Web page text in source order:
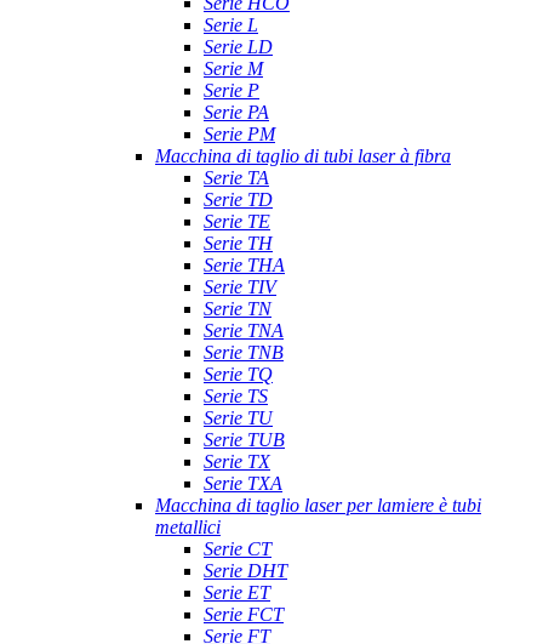
Serie L
Serie LD
Serie M
Serie P
Serie PA
Serie PM
Macchina di taglio di tubi laser à fibra
Serie TA
Serie TD
Serie TE
Serie TH
Serie THA
Serie TIV
Serie TN
Serie TNA
Serie TNB
Serie TQ
Serie TS
Serie TU
Serie TUB
Serie TX
Serie TXA
Macchina di taglio laser per lamiere è tubi
metallici
Serie CT
Serie DHT
Serie ET
Serie FCT
Serie FT